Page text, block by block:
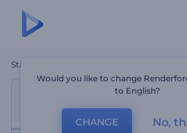
Startseite
Would you like to change
to English?
CHANGE No,